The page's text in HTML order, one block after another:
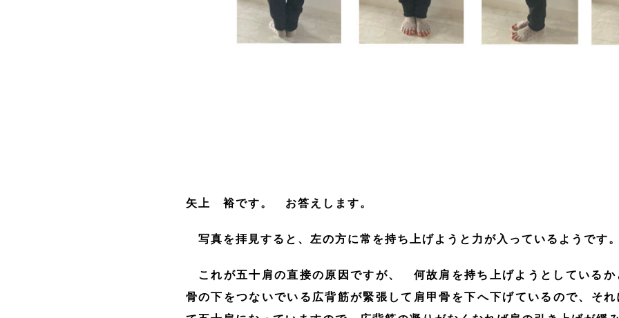
矢上 裕です。 お答えします。
写真を拝見すると、左の方に常を持ち上げようと力が入っているようです
これが五十肩の直接の原因ですが、 何故肩を持ち上げようとしているか
骨の下をつないでいる広背筋が緊張して肩甲骨を下へ下げているので、そ